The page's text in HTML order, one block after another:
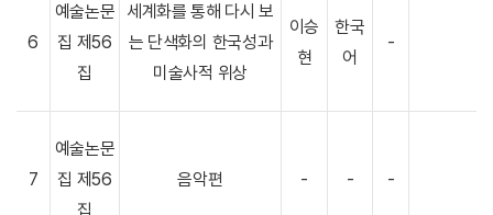
6
예술논문
집 제56
집
세계화를 통해 다시 보
는 단색화의 한국성과
미술사적 위상
이승
현
한국
어
-
7
예술논문
집 제56
집
음악편 - - -